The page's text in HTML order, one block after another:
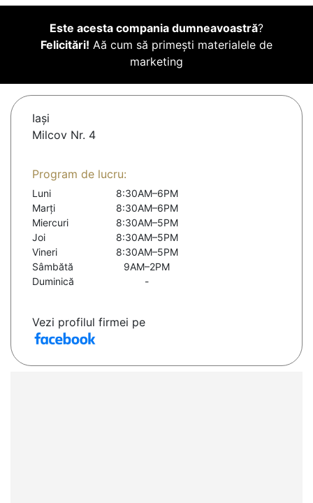
Este acesta compania dumneavoastră?
Felicitări! Aă cum să primești materialele de
marketing
Iaşi
Milcov Nr. 4
Program de lucru:
Luni
8:30AM–6PM
Marți
8:30AM–6PM
Miercuri
8:30AM–5PM
Joi
8:30AM–5PM
Vineri
8:30AM–5PM
Sâmbătă
9AM–2PM
Duminică
-
Vezi profilul firmei pe